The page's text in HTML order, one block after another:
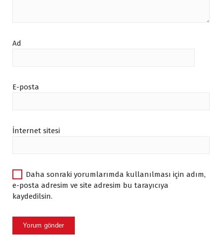
Ad
E-posta
İnternet sitesi
Daha sonraki yorumlarımda kullanılması için adım,
e-posta adresim ve site adresim bu tarayıcıya
kaydedilsin.